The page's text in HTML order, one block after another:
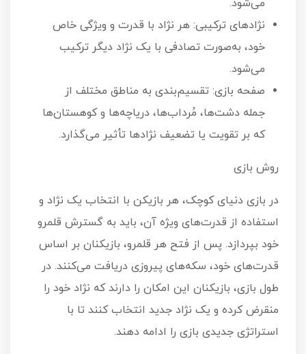
می‌شود.
نژادهای ترکیبی: هر نژاد با قدرت و ویژگی خاص
خود، به‌صورت تصادفی با یک نژاد دیگر ترکیب
می‌شود.
صفحه بازی: تقسیم‌بندی به مناطق مختلف از
جمله دشت‌ها، مُرداب‌ها، دریاچه‌ها و کوهستان‌ها
که بر تقویت یا تضعیف نژادها تأثیر می‌گذارد.
روش بازی
در بازی دنیای کوچک، هر بازیکن با انتخاب یک نژاد و
استفاده از قدرت‌های ویژه آن، باید به گسترش قلمرو
خود بپردازد. پس از فتح هر قلمرو، بازیکنان بر اساس
قدرت‌های خود، سکه‌های پیروزی دریافت می‌کنند. در
طول بازی، بازیکنان این امکان را دارند که نژاد خود را
منقرض کرده و یک نژاد جدید انتخاب کنند تا با
استراتژی جدیدی بازی را ادامه دهند.